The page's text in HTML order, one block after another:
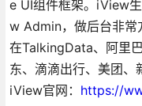
e UI组件框架。iView
w Admin，做后台非常
在TalkingData、阿里
东、滴滴出行、美团、
iView官网： https://